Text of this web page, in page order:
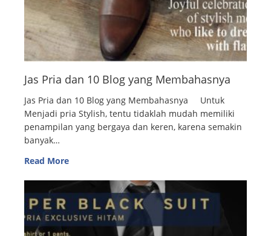
Jas Pria dan 10 Blog yang Membahasnya
Jas Pria dan 10 Blog yang Membahasnya Untuk
Menjadi pria Stylish, tentu tidaklah mudah memiliki
penampilan yang bergaya dan keren, karena semakin
banyak…
Read More